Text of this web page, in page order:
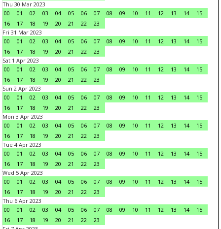
Thu 30 Mar 2023
00
01 02 03 04 05 06 07 08 09 10 11 12 13 14
15
16
17 18 19 20 21 22
23
Fri 31 Mar 2023
00
01 02 03 04 05 06 07 08 09 10 11 12 13 14
15
16
17 18 19 20 21 22
23
Sat 1 Apr 2023
00
01 02 03 04 05 06 07 08 09 10 11 12 13 14
15
16
17 18 19 20 21 22
23
Sun 2 Apr 2023
00
01 02 03 04 05 06 07 08 09 10 11 12 13 14
15
16
17 18 19 20 21 22
23
Mon 3 Apr 2023
00
01 02 03 04 05 06 07 08 09 10 11 12 13 14
15
16
17 18 19 20 21 22
23
Tue 4 Apr 2023
00
01 02 03 04 05 06 07 08 09 10 11 12 13 14
15
16
17 18 19 20 21 22
23
Wed 5 Apr 2023
00
01 02 03 04 05 06 07 08 09 10 11 12 13 14
15
16
17 18 19 20 21 22
23
Thu 6 Apr 2023
00
01 02 03 04 05 06 07 08 09 10 11 12 13 14
15
16
17 18 19 20 21 22
23